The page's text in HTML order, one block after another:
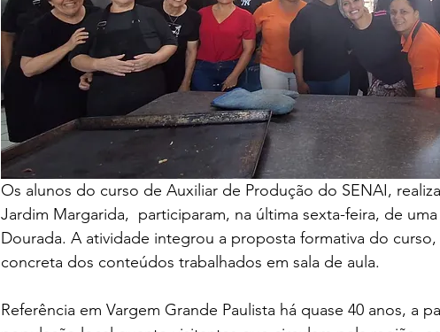
Os alunos do curso de Auxiliar de Produção do SENAI,
Jardim Margarida,  participaram, na última sexta-feira, de
Dourada. A atividade integrou a proposta formativa do
concreta dos conteúdos trabalhados em sala de aula.
Referência em Vargem Grande Paulista há quase 40 anos, a